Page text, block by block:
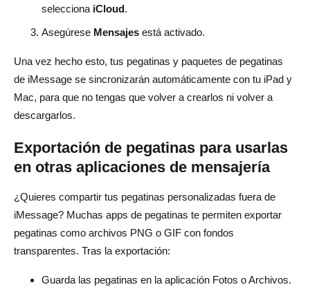
selecciona iCloud.
Asegúrese Mensajes está activado.
Una vez hecho esto, tus pegatinas y paquetes de pegatinas
de iMessage se sincronizarán automáticamente con tu iPad y
Mac, para que no tengas que volver a crearlos ni volver a
descargarlos.
Exportación de pegatinas para usarlas
en otras aplicaciones de mensajería
¿Quieres compartir tus pegatinas personalizadas fuera de
iMessage? Muchas apps de pegatinas te permiten exportar
pegatinas como archivos PNG o GIF con fondos
transparentes. Tras la exportación:
Guarda las pegatinas en la aplicación Fotos o Archivos.